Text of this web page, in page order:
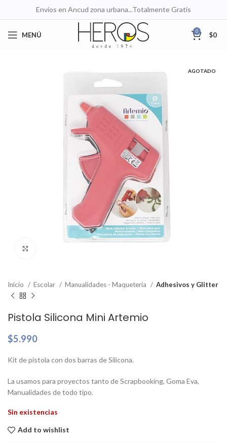
Envíos en Ancud zona urbana...Totalmente Gratis
MENÚ 0 $0
AGOTADO
Inicio Escolar Manualidades - Maqueteria Adhesivos y Glitter
Pistola Silicona Mini Artemio
$5.990
Kit de pistola con dos barras de Silicona.
La usamos para proyectos tanto de Scrapbooking, Goma Eva,
Manualidades de todo tipo.
Sin existencias
Add to wishlist